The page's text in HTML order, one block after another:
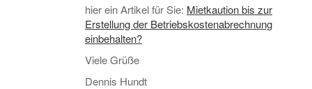
hier ein Artikel für Sie: Mietkaution bis zur
Erstellung der Betriebskostenabrechnung
einbehalten?
Viele Grüße
Dennis Hundt